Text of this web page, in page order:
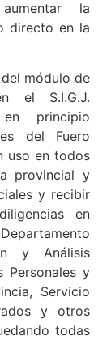
la
directo en la
módulo de
el S.I.G.J.
principio
del Fuero
uso en todos
provincial y
y recibir
en
y Análisis
Personales y
Servicio
y otros
todas